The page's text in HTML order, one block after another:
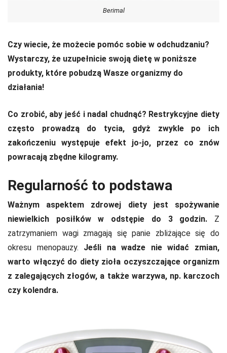
Berimal
Czy wiecie, że możecie pomóc sobie w odchudzaniu?
Wystarczy, że uzupełnicie swoją dietę w poniższe
produkty, które pobudzą Wasze organizmy do
działania!
Co zrobić, aby jeść i nadal chudnąć? Restrykcyjne diety
często prowadzą do tycia, gdyż zwykle po ich
zakończeniu występuje efekt jo-jo, przez co znów
powracają zbędne kilogramy.
Regularność to podstawa
Ważnym aspektem zdrowej diety jest spożywanie
niewielkich posiłków w odstępie do 3 godzin. Z
zatrzymaniem wagi zmagają się panie zbliżające się do
okresu menopauzy. Jeśli na wadze nie widać zmian,
warto włączyć do diety zioła oczyszczające organizm
z zalegających złogów, a także warzywa, np. karczoch
czy kolendra.